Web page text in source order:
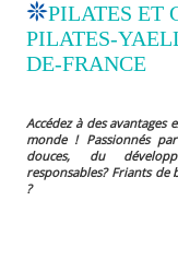
PILATES ET
PILATES-
DE-FRANCE
Accédez à des
monde ! Passionnés
douces, du
responsables? Friants de
?